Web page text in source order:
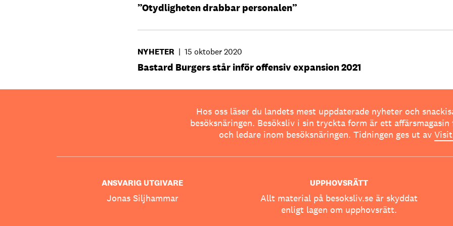
”Otydligheten drabbar personalen”
NYHETER | 15 oktober 2020
Bastard Burgers står inför offensiv expansion 2021
Hos oss läser du landets mest uppdaterade nyheter och
besöksnäringen. Besöksliv i sin tryckta form är ett affärsmagasin
och ledare inom besöksnäringen. Tidningen ges ut av
ANSVARIG UTGIVARE
Jonas Siljhammar
UPPHOVSRÄTT
Allt material på besoksliv.se är skyddat
enligt lagen om upphovsrätt.